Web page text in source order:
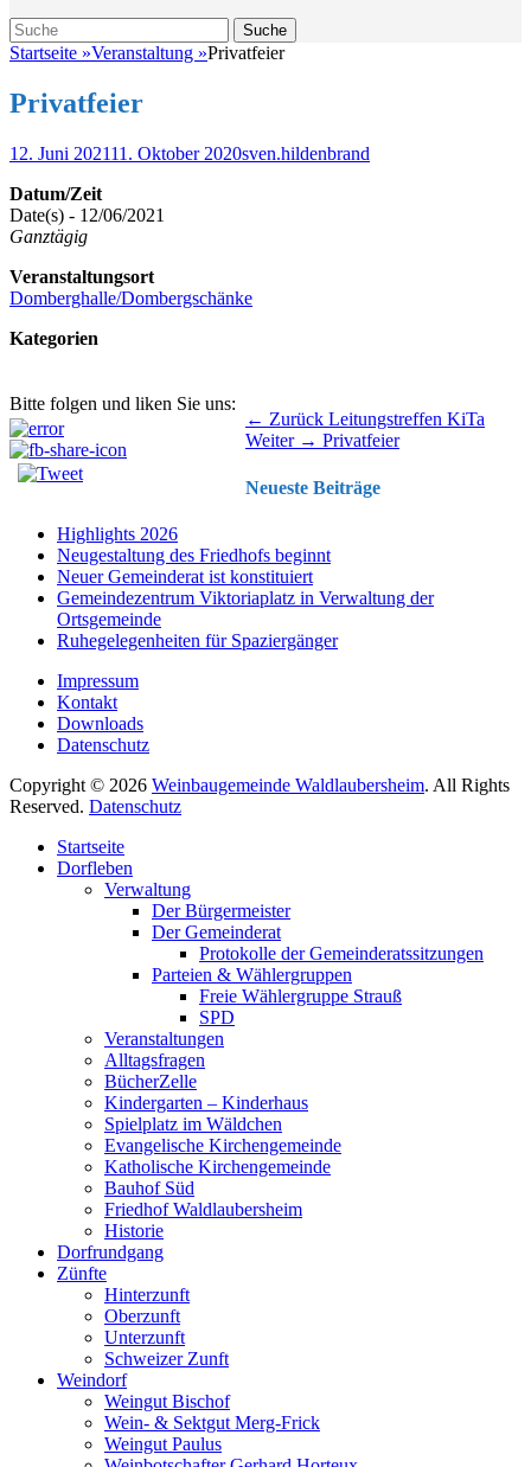
Suche
Suche
nach:
Startseite »Veranstaltung »Privatfeier
Privatfeier
Veröffentlicht
12. Juni 202111. Oktober 2020Autor
sven.hildenbrand
Datum/Zeit
Date(s) - 12/06/2021
Ganztägig
Veranstaltungsort
Domberghalle/Dombergschänke
Kategorien
Bitte folgen und liken Sie uns:
Beitragsnavigation ← Zurück Vorhergehender
Beitrag:
Leitungstreffen KiTa
Weiter → Nächster
Privatfeier
Neueste Beiträge
Highlights 2026
Neugestaltung des Friedhofs beginnt
Neuer Gemeinderat ist konstituiert
Gemeindezentrum Viktoriaplatz in Verwaltung der
Ortsgemeinde
Ruhegelegenheiten für Spaziergänger
Impressum
Kontakt
Downloads
Datenschutz
Copyright © 2026 Weinbaugemeinde Waldlaubersheim. All Rights
Reserved. Datenschutz
oben
scrollen
Startseite
Dorfleben
Verwaltung
Der Bürgermeister
Der Gemeinderat
Protokolle der Gemeinderatssitzungen
Parteien & Wählergruppen
Freie Wählergruppe Strauß
SPD
Veranstaltungen
Alltagsfragen
BücherZelle
Kindergarten – Kinderhaus
Spielplatz im Wäldchen
Evangelische Kirchengemeinde
Katholische Kirchengemeinde
Bauhof Süd
Friedhof Waldlaubersheim
Historie
Dorfrundgang
Zünfte
Hinterzunft
Oberzunft
Unterzunft
Schweizer Zunft
Weindorf
Weingut Bischof
Wein- & Sektgut Merg-Frick
Weingut Paulus